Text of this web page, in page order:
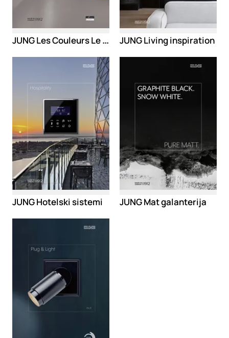
JUNG Les Couleurs Le Corbusier JUNG Living inspiration
JUNG Hotelski sistemi JUNG Mat galanterija